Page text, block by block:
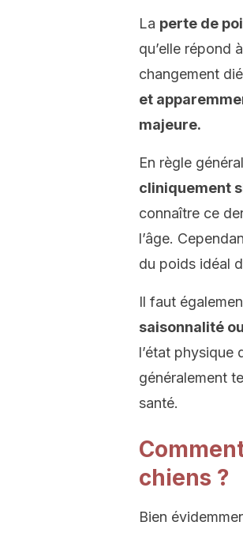
La perte de
qu’elle répond
changement
et
majeure.
En règle
cliniquement
connaître ce
l’âge.
du poids idéal
Il faut
saisonnalité
l’état physique
généralement
santé.
chiens ?
Bien